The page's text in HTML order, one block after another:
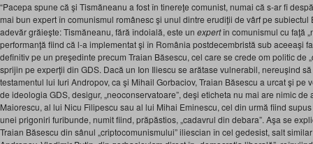
“Pacepa spune că şi Tismăneanu a fost în tinereţe comunist, numai că s-ar fi
mai bun expert în comunismul românesc şi unul dintre erudiţii de vârf pe subiectul
adevăr grăieşte: Tismăneanu, fără îndoială, este un expertîn comunismul cu faţă
performanţă fiind că l-a implementat şi în România postdecembristă sub aceeaşi
definitiv pe un preşedinte precum Traian Băsescu, cel care se crede om politic de
sprijin pe experţii din GDS. Dacă un Ion Iliescu se arătase vulnerabil, nereuşind
testamentul lui Iuri Andropov, ca şi Mihail Gorbaciov, Traian Băsescu a urcat şi pe
de ideologia GDS, desigur, „neoconservatoare”, deşi eticheta nu mai are nimic
Maiorescu, al lui Nicu Filipescu sau al lui Mihai Eminescu, cel din urmă fiind
unei prigoniri furibunde, numit fiind, prăpăstios, „cadavrul din debara”. Aşa se
Traian Băsescu din sânul „criptocomunismului” iliescian în cel gedesist, salt